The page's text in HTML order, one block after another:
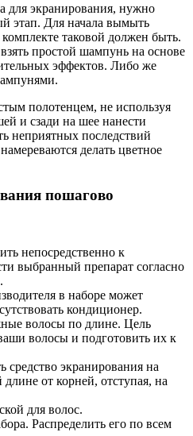
для экранирования, нужно
этап. Для начала вымыть
таковой должен быть.
простой шампунь на основе
эффектов. Либо же
полотенцем, не используя
и сзади на шее нанести
неприятных последствий
делать цветное
пошагово
непосредственно к
выбранный препарат согласно
в наборе может
кондиционер.
волосы по длине. Цель
волосы и подготовить их к
средство экранирования на
от корней, отступая, на
для волос.
Распределить его по всем